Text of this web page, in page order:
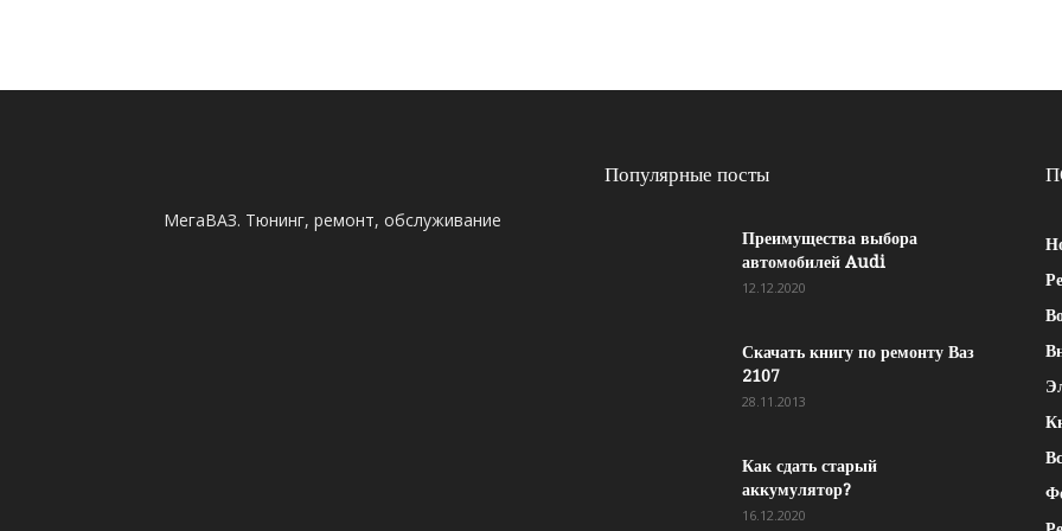
МегаВАЗ. Тюнинг, ремонт, обслуживание
Популярные посты
Преимущества выбора
автомобилей Audi
12.12.2020
Скачать книгу по ремонту Ваз
2107
28.11.2013
Как сдать старый
аккумулятор?
16.12.2020